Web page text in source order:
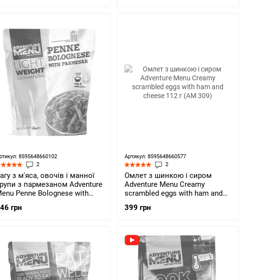
8595648660102
2
з м'яса, овочів і манної
з пармезаном Adventure
Penne Bolognese with
грн
Артикул: 8595648660577
2
Омлет з шинкою і сиром
Adventure Menu Creamy
scrambled eggs with ham and
399 грн